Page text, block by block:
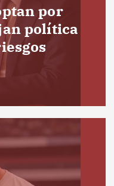
por
política